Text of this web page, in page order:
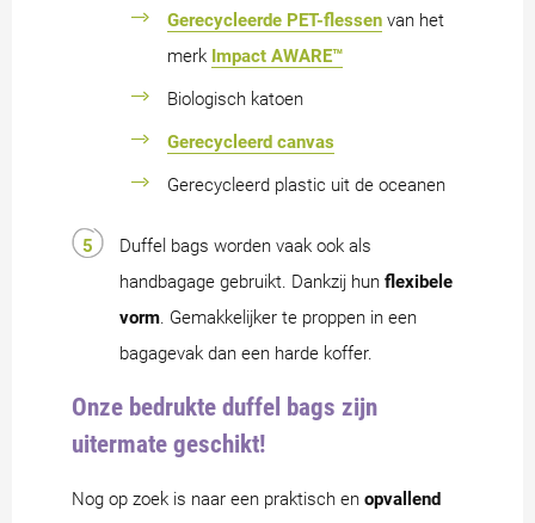
Gerecycleerde PET-flessen van het
merk Impact AWARE™
Biologisch katoen
Gerecycleerd canvas
Gerecycleerd plastic uit de oceanen
Duffel bags worden vaak ook als
handbagage gebruikt. Dankzij hun flexibele
vorm. Gemakkelijker te proppen in een
bagagevak dan een harde koffer.
Onze bedrukte duffel bags zijn
uitermate geschikt!
Nog op zoek is naar een praktisch en opvallend